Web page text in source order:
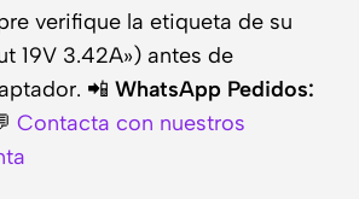
verifique la etiqueta de su
19V 3.42A») antes de
📲 WhatsApp Pedidos:
Contacta con nuestros